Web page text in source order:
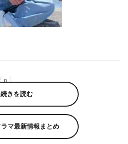
続きを読む
マ最新情報まとめ